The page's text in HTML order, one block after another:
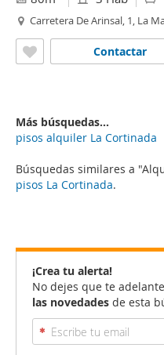
Búsquedas similares a
pisos La Cortinada.
Carretera De Arinsal, 1, La
Contactar
Más búsquedas...
pisos alquiler La Cortinada
¡Crea tu alerta!
No dejes que te
las novedades de esta